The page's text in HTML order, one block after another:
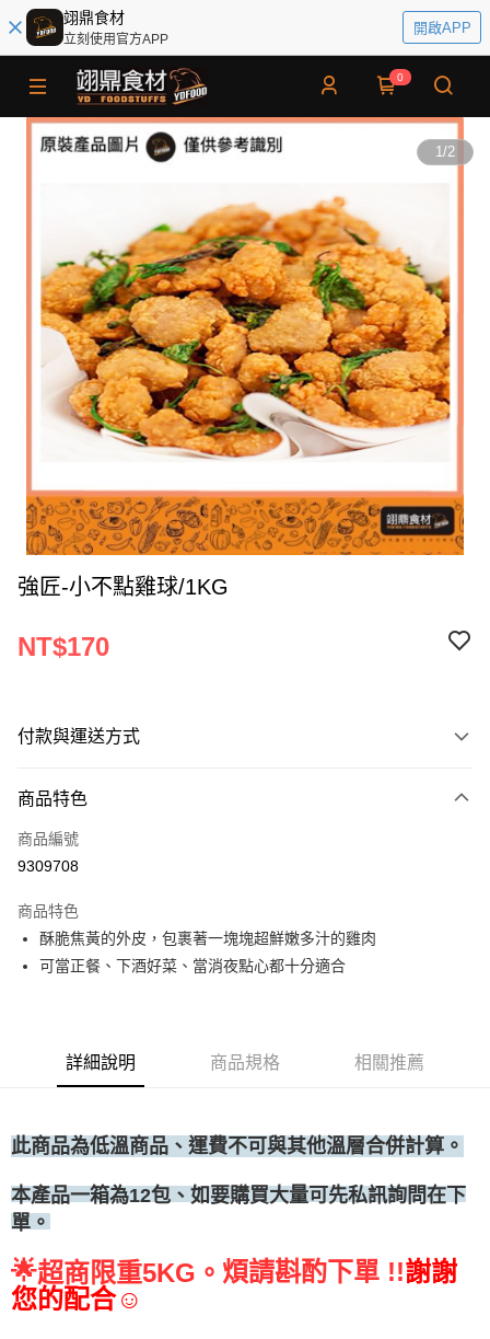
翊鼎食材
立刻使用官方APP
開啟APP
0
1/2
強匠-小不點雞球/1KG
NT$170
付款與運送方式
信用卡一次付款
Apple Pay
運送方式
商品特色
商品編號
9309708
商品特色
酥脆焦黃的外皮，包裹著一塊塊超鮮嫩多汁的雞肉
可當正餐、下酒好菜、當消夜點心都十分適合
詳細說明 商品規格 相關推薦
此商品為低溫商品、運費不可與其他溫層合併計算。
本產品一箱為12包、如要購買大量可先私訊詢問在下
單。
🌟超商限重5KG。 煩請斟酌下單 !!謝謝
您的配合☺